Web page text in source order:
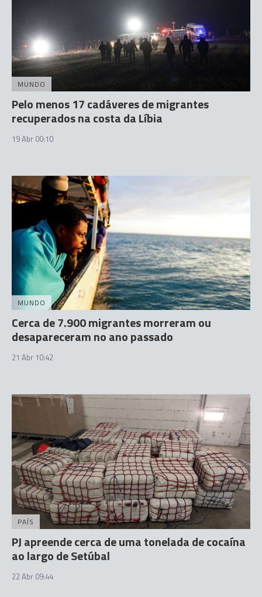
MUNDO
Pelo menos 17 cadáveres de migrantes
recuperados na costa da Líbia
19 Abr 00:10
MUNDO
Cerca de 7.900 migrantes morreram ou
desapareceram no ano passado
21 Abr 10:42
PAÍS
PJ apreende cerca de uma tonelada de cocaína
ao largo de Setúbal
22 Abr 09:44